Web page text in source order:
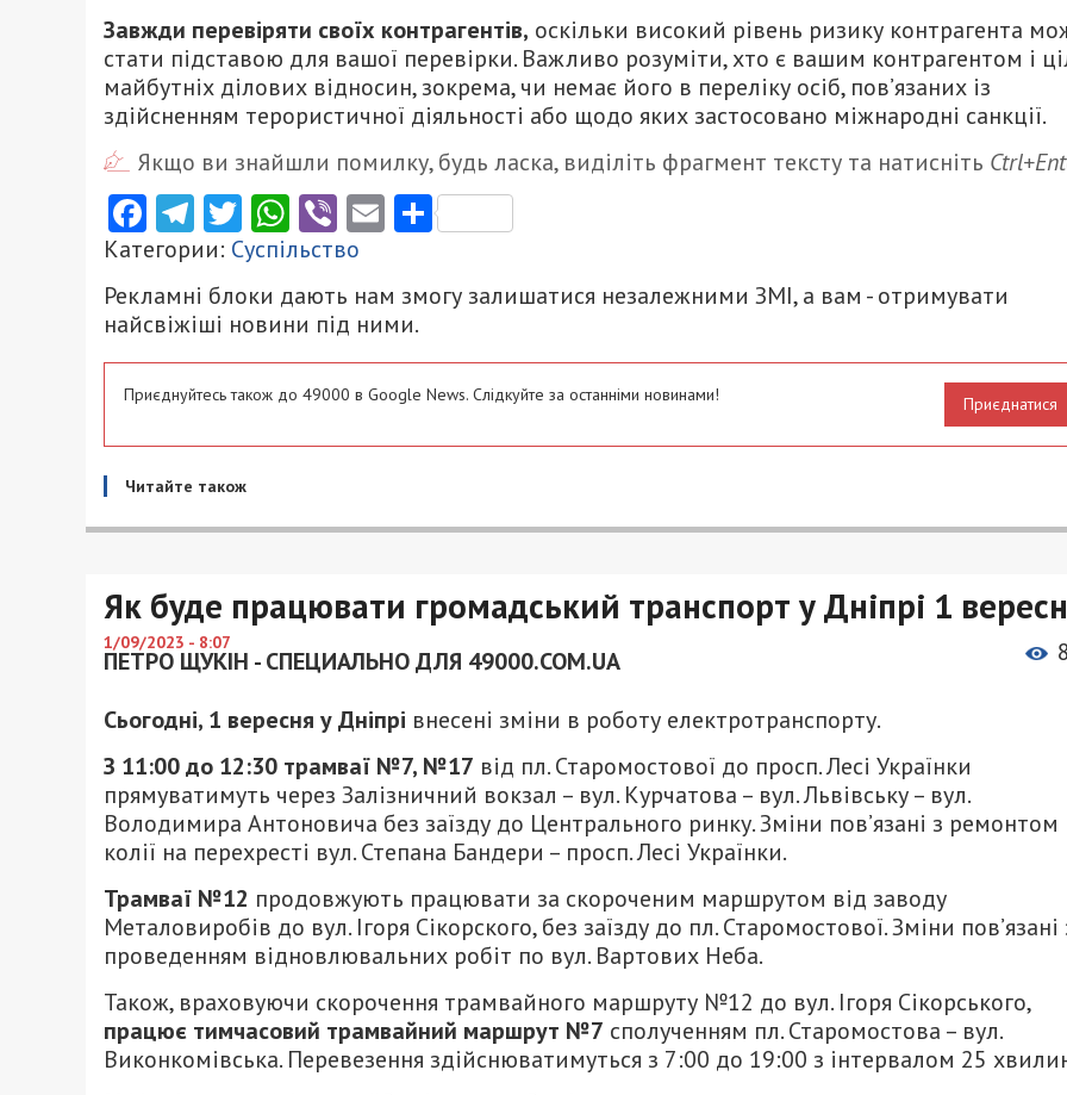
Завжди перевіряти своїх контрагентів, оскільки високий рівень ризику контрагента
стати підставою для вашої перевірки. Важливо розуміти, хто є вашим контрагентом і
майбутніх ділових відносин, зокрема, чи немає його в переліку осіб, пов’язаних із
здійсненням терористичної діяльності або щодо яких застосовано міжнародні санкції.
Якщо ви знайшли помилку, будь ласка, виділіть фрагмент тексту та натисніть
Facebook
Telegram
Twitter
WhatsApp
ViberEmailПоділитися
Категории: Суспільство
Рекламні блоки дають нам змогу залишатися незалежними ЗМІ, а вам - отримувати
найсвіжіші новини під ними.
Приєднуйтесь також до 49000 в Google News. Слідкуйте за останніми новинами! Приєднатися
Читайте також
Як буде працювати громадський транспорт у Дніпрі 1
1/09/2023 - 8:07
ПЕТРО ЩУКІН - СПЕЦИАЛЬНО ДЛЯ 49000.COM.UA
Сьогодні, 1 вересня у Дніпрі внесені зміни в роботу електротранспорту.
З 11:00 до 12:30 трамваї №7, №17 від пл. Старомостової до просп. Лесі Українки
прямуватимуть через Залізничний вокзал – вул. Курчатова – вул. Львівську – вул.
Володимира Антоновича без заїзду до Центрального ринку. Зміни пов’язані з ремонтом
колії на перехресті вул. Степана Бандери – просп. Лесі Українки.
Трамваї №12 продовжують працювати за скороченим маршрутом від заводу
Металовиробів до вул. Ігоря Сікорского, без заїзду до пл. Старомостової. Зміни пов’язані
проведенням відновлювальних робіт по вул. Вартових Неба.
Також, враховуючи скорочення трамвайного маршруту №12 до вул. Ігоря Сікорського,
працює тимчасовий трамвайний маршрут №7 сполученням пл. Старомостова – вул.
Виконкомівська. Перевезення здійснюватимуться з 7:00 до 19:00 з інтервалом 25